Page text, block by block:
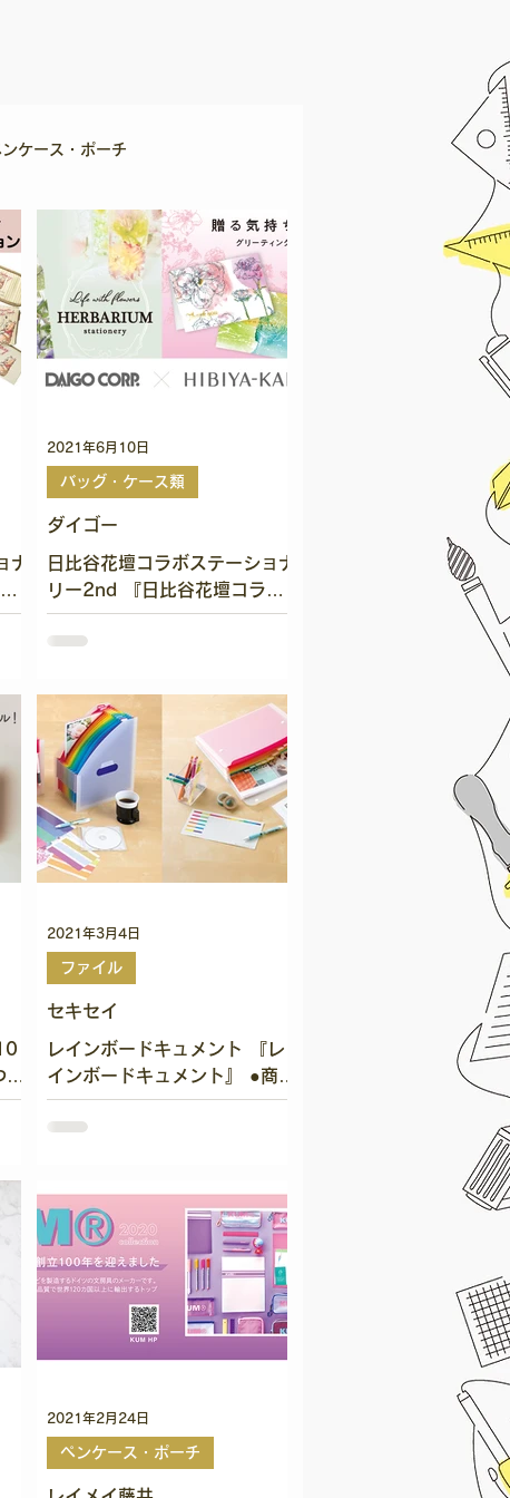
ケース・ポーチ
プ ステープラー
ぽち袋 手帳周り・小物
ナ
ン
り
ダイゴー
日比谷花壇コラボステーショナ
リー2nd 『日比谷花壇コラボ
ステーショナリー2nd』 ●商品
のポイント ・人気の「日比谷
シリーズの第２弾！ ・春先に
ぴったりの華やかなお花柄ステ
ーショナリー ・瓶詰めのお花
のハーバリウムをイメージし
た...
バッグ・ケース類
2021年6月10日
キ
セキセイ
レインボードキュメント 『レ
インボードキュメント』 ●商品
のポイント ・レインボーカラ
ーの収納用品 ・インテリアと
ーションが特徴的 ・レインボ
ーカラー仕切りで書類などが分
類しやすい...
ファイル
2021年3月4日
ペンケース・ポーチ
2021年2月24日